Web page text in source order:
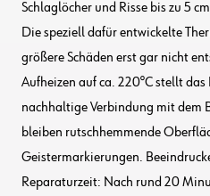
Schlaglöcher und Risse bis zu 5
Die speziell dafür entwickelte
größere Schäden erst gar nicht
Aufheizen auf ca. 220°C stellt
nachhaltige Verbindung mit dem
bleiben rutschhemmende
Geistermarkierungen.
Reparaturzeit: Nach rund 20